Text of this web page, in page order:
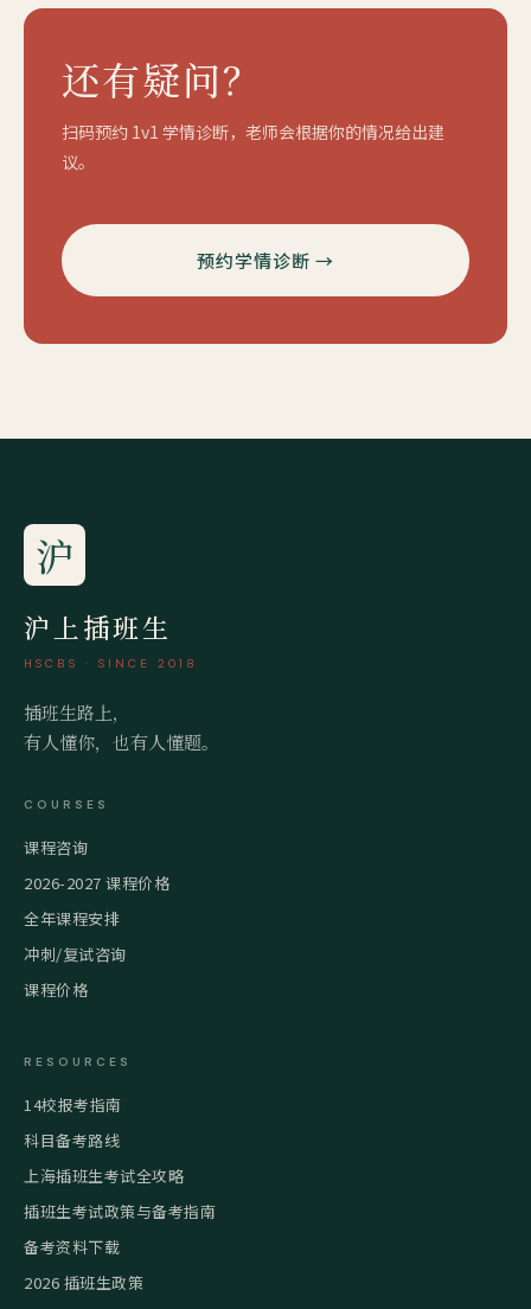
还有疑问？
扫码预约 1v1 学情诊断，老师会根据你的情况给出建
议。
预约学情诊断 →
沪
沪上插班生
HSCBS · SINCE 2018
插班生路上，
有人懂你，也有人懂题。
COURSES
课程咨询
2026-2027 课程价格
全年课程安排
冲刺/复试咨询
课程价格
RESOURCES
14校报考指南
科目备考路线
上海插班生考试全攻略
插班生考试政策与备考指南
备考资料下载
2026 插班生政策